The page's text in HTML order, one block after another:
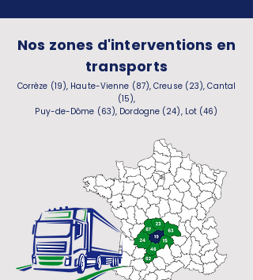
Nos zones d'interventions en
transports
Corrèze (19), Haute-Vienne (87), Creuse (23), Cantal
(15),
Puy-de-Dôme (63), Dordogne (24), Lot (46)